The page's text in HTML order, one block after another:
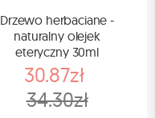
Drzewo herbaciane -
naturalny olejek
eteryczny 30ml
30.87zł
34.30zł